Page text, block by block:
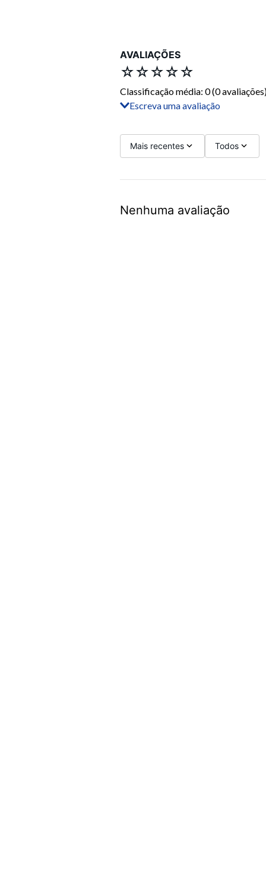
AVALIAÇÕES
☆☆☆☆☆
Classificação média: 0(0
Escreva uma avaliação
Título
Avalie o produto de 1 a 5 estrelas
Seu nome
Mais recentes Todos
Nenhuma avaliação